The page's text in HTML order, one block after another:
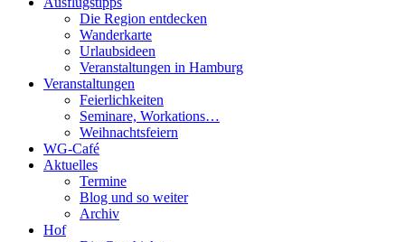
Die Region entdecken
Wanderkarte
Urlaubsideen
Veranstaltungen in Hamburg
Veranstaltungen
Feierlichkeiten
Seminare, Workations…
Weihnachtsfeiern
WG-Café
Aktuelles
Termine
Blog und so weiter
Archiv
Hof